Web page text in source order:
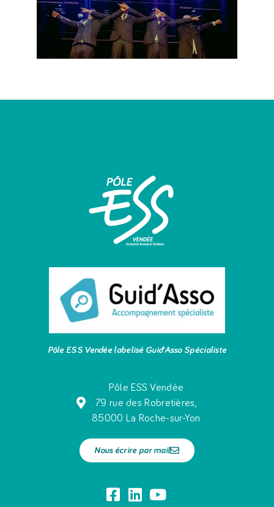
Pôle ESS Vendée labelisé Guid’Asso Spécialiste
Pôle ESS Vendée
79 rue des Robretières,
85000 La Roche-sur-Yon
Nous écrire par mail